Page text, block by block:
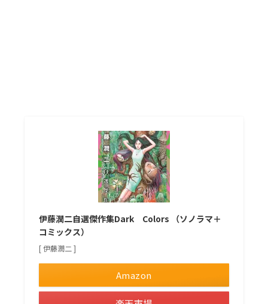
伊藤潤二自選傑作集Dark Colors （ソノラマ＋
コミックス）
[ 伊藤潤二 ]
Amazon